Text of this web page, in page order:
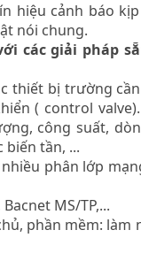
hiệu cảnh báo
nói chung.
các giải pháp
thiết bị trường
( control
công suất,
biến tần, ...
phân lớp
MS/TP,...
phần mềm: làm